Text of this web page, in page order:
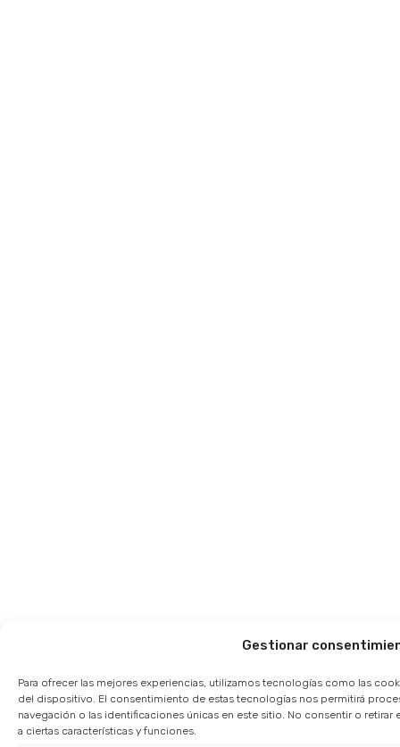
Gestionar
Para ofrecer las mejores experiencias, utilizamos tecnologías como las
del dispositivo. El consentimiento de estas tecnologías nos permitirá
navegación o las identificaciones únicas en este sitio. No consentir o
a ciertas características y funciones.